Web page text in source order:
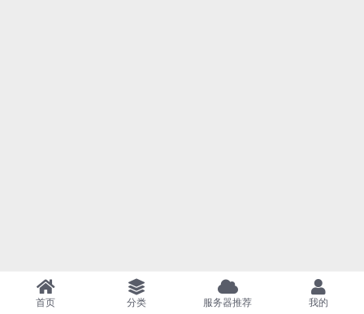
首页 分类 服务器推荐 我的